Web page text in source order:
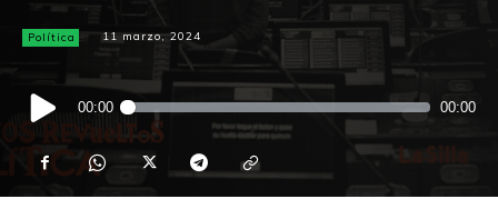
Política 11 marzo, 2024
Reproductor
de
audio
00:00 00:00